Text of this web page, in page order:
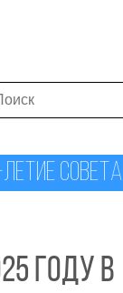
ЛЕТИЕ СОВЕТА
году в